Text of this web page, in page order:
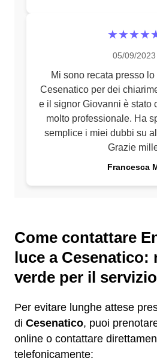
05/09/2023
Mi sono recata presso
Cesenatico per dei
e il signor Giovanni è stato
molto professionale. Ha
semplice i miei dubbi su
Grazie
Francesca
Come contattare
luce a Cesenatico:
verde per il
Per evitare lunghe attese
di Cesenatico, puoi
online o contattare
telefonicamente: